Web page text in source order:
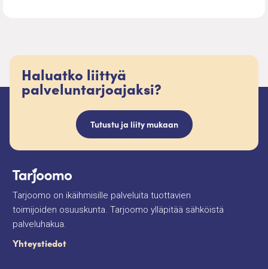
Haluatko liittyä
palveluntarjoajaksi?
Tutustu ja liity mukaan
Tarjoomo on ikäihmisille palveluita tuottavien
toimijoiden osuuskunta. Tarjoomo ylläpitää sähköistä
palveluhakua.
Yhteystiedot